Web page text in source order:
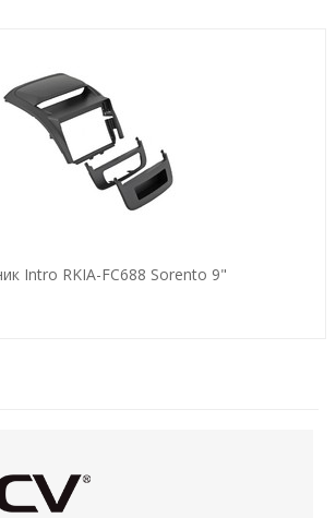
Intro RKIA-FC688 Sorento 9"